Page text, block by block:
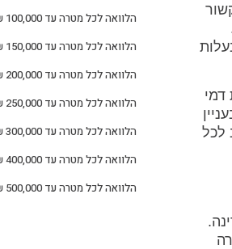
לכל
הלוואה לכל מטרה עד 100,000 ₪
הלוואה לכל מטרה עד 150,000 ₪
הלוואה לכל מטרה עד 200,000 ₪
הלוואה לכל מטרה עד 250,000 ₪
הלוואה לכל מטרה עד 300,000 ₪
הלוואה לכל מטרה עד 400,000 ₪
הלוואה לכל מטרה עד 500,000 ₪